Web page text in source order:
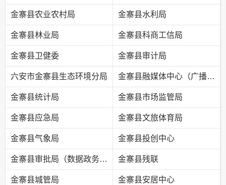
金寨县农业农村局 金寨县水利局
金寨县林业局 金寨县科商工信局
金寨县卫健委 金寨县审计局
六安市金寨县生态环境分局 金寨县融媒体中心（广播电视台）
金寨县统计局 金寨县市场监管局
金寨县应急局 金寨县文旅体育局
金寨县气象局 金寨县投创中心
金寨县审批局（数据政务局） 金寨县残联
金寨县城管局 金寨县安居中心